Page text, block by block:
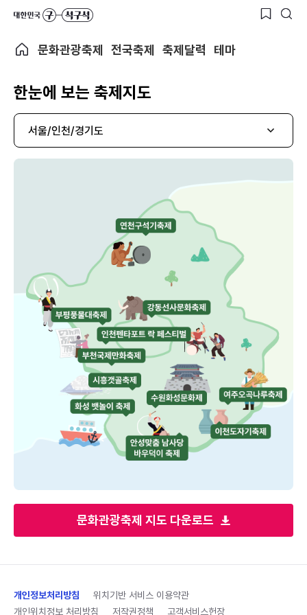
문화관광축제 전국축제 축제달력 테마
한눈에 보는 축제지도
문화관광축제 지도 다운로드
서울/인천/경기도
개인정보처리방침
위치기반 서비스 이용약관
개인위치정보 처리방침
저작권정책 고객서비스헌장